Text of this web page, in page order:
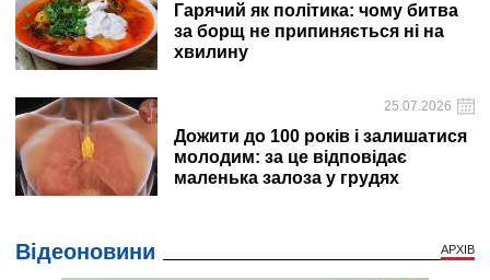
Гарячий як політика: чому битва
за борщ не припиняється ні на
хвилину
25.07.2026
Дожити до 100 років і залишатися
молодим: за це відповідає
маленька залоза у грудях
Відеоновини АРХІВ